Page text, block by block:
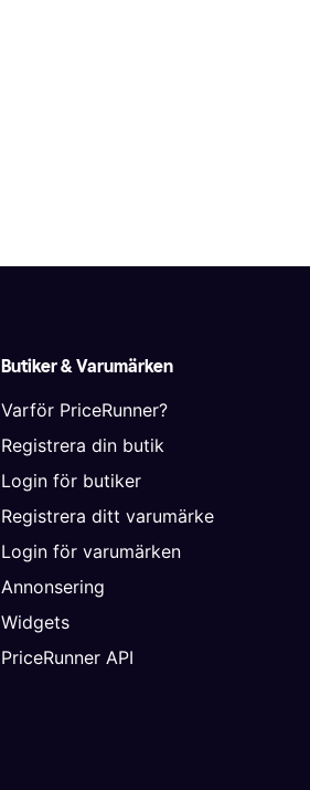
Butiker & Varumärken
Varför PriceRunner?
Registrera din butik
Login för butiker
Registrera ditt varumärke
Login för varumärken
Annonsering
Widgets
PriceRunner API